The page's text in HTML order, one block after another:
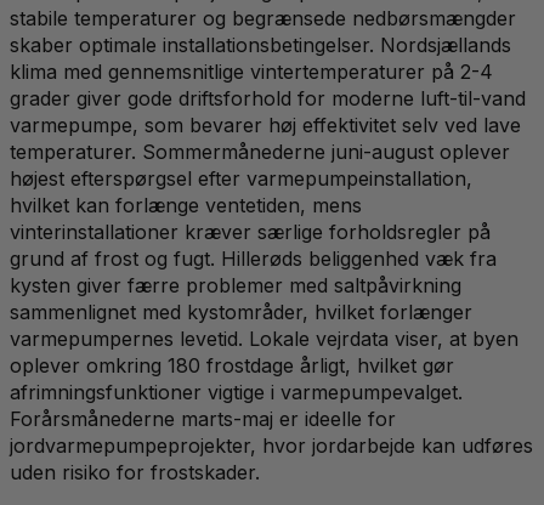
stabile temperaturer og begrænsede nedbørsmængder
skaber optimale installationsbetingelser. Nordsjællands
klima med gennemsnitlige vintertemperaturer på 2-4
grader giver gode driftsforhold for moderne luft-til-vand
varmepumpe, som bevarer høj effektivitet selv ved lave
temperaturer. Sommermånederne juni-august oplever
højest efterspørgsel efter varmepumpeinstallation,
hvilket kan forlænge ventetiden, mens
vinterinstallationer kræver særlige forholdsregler på
grund af frost og fugt. Hillerøds beliggenhed væk fra
kysten giver færre problemer med saltpåvirkning
sammenlignet med kystområder, hvilket forlænger
varmepumpernes levetid. Lokale vejrdata viser, at byen
oplever omkring 180 frostdage årligt, hvilket gør
afrimningsfunktioner vigtige i varmepumpevalget.
Forårsmånederne marts-maj er ideelle for
jordvarmepumpeprojekter, hvor jordarbejde kan udføres
uden risiko for frostskader.